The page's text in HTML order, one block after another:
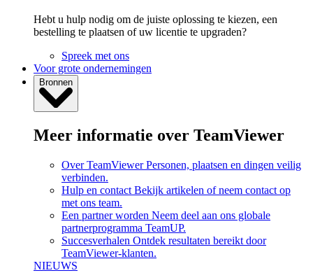
Hebt u hulp nodig om de juiste oplossing te kiezen, een
bestelling te plaatsen of uw licentie te upgraden?
Spreek met ons
Voor grote ondernemingen
Bronnen
Meer informatie over TeamViewer
Over TeamViewer Personen, plaatsen en dingen veilig
verbinden.
Hulp en contact Bekijk artikelen of neem contact op
met ons team.
Een partner worden Neem deel aan ons globale
partnerprogramma TeamUP.
Succesverhalen Ontdek resultaten bereikt door
TeamViewer-klanten.
NIEUWS